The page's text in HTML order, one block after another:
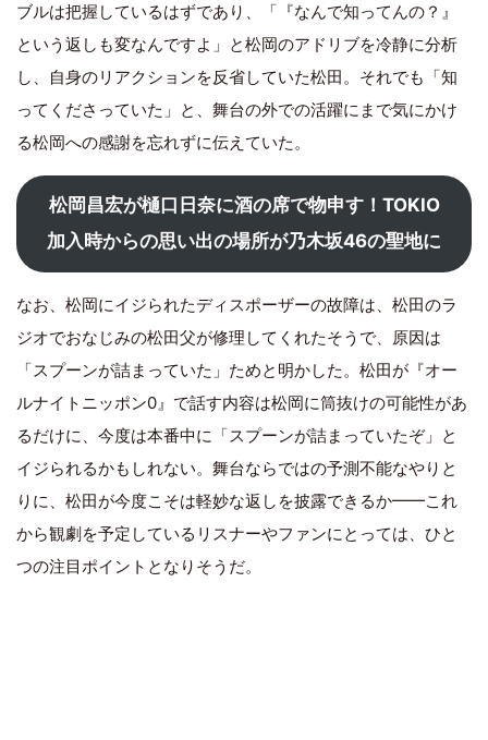
ブルは把握しているはずであり、「『なんで知ってんの？』
という返しも変なんですよ」と松岡のアドリブを冷静に分析
し、自身のリアクションを反省していた松田。それでも「知
ってくださっていた」と、舞台の外での活躍にまで気にかけ
る松岡への感謝を忘れずに伝えていた。
松岡昌宏が樋口日奈に酒の席で物申す！TOKIO
加入時からの思い出の場所が乃木坂46の聖地に
なお、松岡にイジられたディスポーザーの故障は、松田のラ
ジオでおなじみの松田父が修理してくれたそうで、原因は
「スプーンが詰まっていた」ためと明かした。松田が『オー
ルナイトニッポン0』で話す内容は松岡に筒抜けの可能性があ
るだけに、今度は本番中に「スプーンが詰まっていたぞ」と
イジられるかもしれない。舞台ならではの予測不能なやりと
りに、松田が今度こそは軽妙な返しを披露できるか━━これ
から観劇を予定しているリスナーやファンにとっては、ひと
つの注目ポイントとなりそうだ。